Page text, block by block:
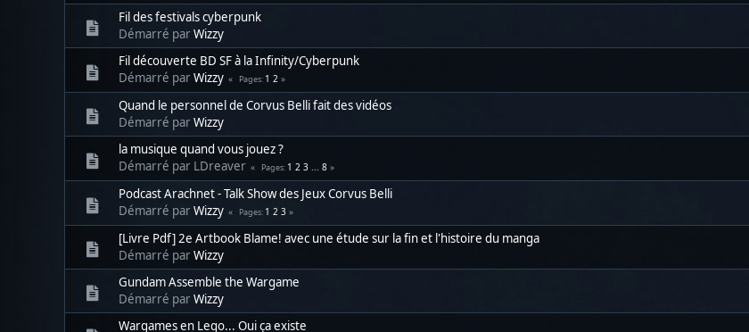
Fil des festivals cyberpunk
Démarré parWizzy
Fil découverte BD SF à la Infinity/Cyberpunk
Démarré parWizzy Pages 1 2
Quand le personnel de Corvus Belli fait des vidéos
Démarré parWizzy
la musique quand vous jouez ?
Démarré par LDreaver
Pages 1 2 3 ... 8
Podcast Arachnet - Talk Show des Jeux Corvus Belli
Démarré parWizzy Pages 1 2 3
[Livre Pdf] 2e Artbook Blame! avec une étude sur la fin et l'histoire du manga
Démarré parWizzy
Gundam Assemble the Wargame
Démarré parWizzy
Wargames en Lego... Oui ça existe